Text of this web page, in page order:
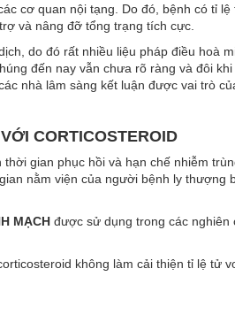
cơ quan nội tạng. Do đó, bệnh có tỉ lệ
và nâng đỡ tổng trạng tích cực.
do đó rất nhiều liệu pháp điều hoà
đến nay vẫn chưa rõ ràng và đôi khi
nhà lâm sàng kết luận được vai trò
CORTICOSTEROID
gian phục hồi và hạn chế nhiễm
nằm viện của người bệnh ly thượng
MẠCHđược sử dụng trong các nghiên
không làm cải thiện tỉ lệ tử